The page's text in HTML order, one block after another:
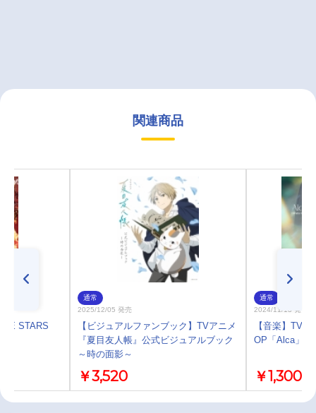
関連商品
STARS
通常
2025/12/05 発売
【ビジュアルファンブック】TVアニメ
『夏目友人帳』公式ビジュアルブック
～時の面影～
￥3,520
通常
2024/11/13 発売
【音楽】TV
OP「Alca」/
￥1,300